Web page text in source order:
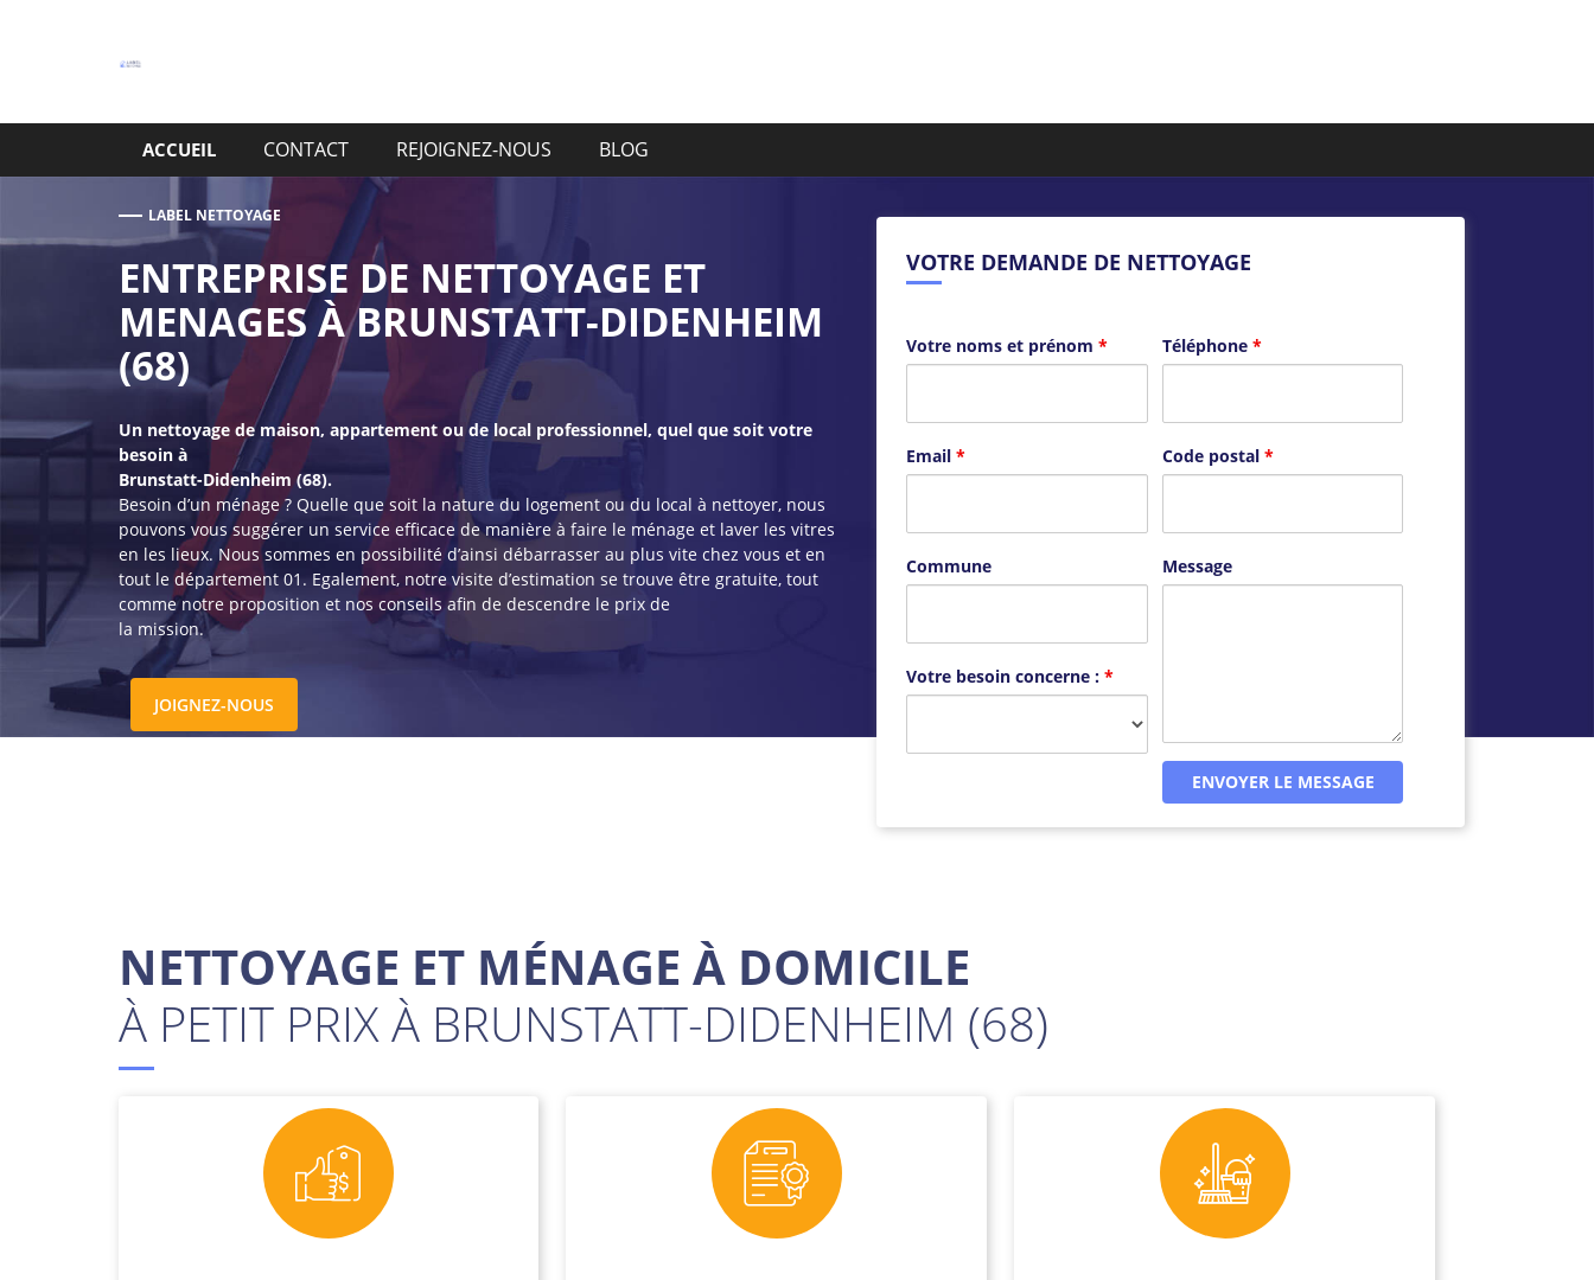
ACCUEIL CONTACT REJOIGNEZ-NOUS BLOG
LABEL NETTOYAGE
ENTREPRISE DE NETTOYAGE ET
MENAGES À BRUNSTATT-DIDENHEIM
(68)
Un nettoyage de maison, appartement ou de local professionnel, quel que soit votre
besoin à
Brunstatt-Didenheim (68).
Besoin d’un ménage ? Quelle que soit la nature du logement ou du local à nettoyer, nous
pouvons vous suggérer un service efficace de manière à faire le ménage et laver les vitres
en les lieux. Nous sommes en possibilité d’ainsi débarrasser au plus vite chez vous et en
tout le département 01. Egalement, notre visite d’estimation se trouve être gratuite, tout
comme notre proposition et nos conseils afin de descendre le prix de
la mission.
JOIGNEZ-NOUS
VOTRE DEMANDE DE NETTOYAGE
Votre noms et prénom* Téléphone *
Email* Code postal *
Commune
Votre besoin concerne :*
Message
NETTOYAGE ET MÉNAGE À DOMICILE
À PETIT PRIX À BRUNSTATT-DIDENHEIM (68)